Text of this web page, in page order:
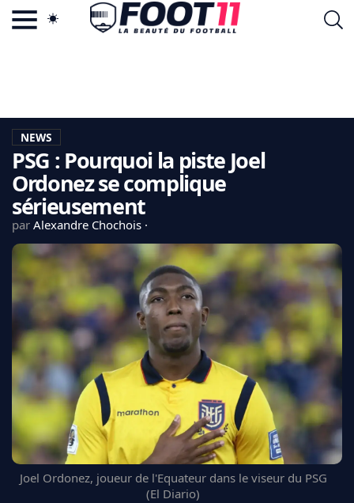
LA CHARTE
VIE PRIVÉE
CGU
CONTACTEZ-NOUS
MERCATO
CDM 2026
EDF
LIGUE 1
REAL MADRID
FC BARCELONE
MANCHESTER UNITED
CHELSEA
ARSENAL
BAYERN
L'AVIS DE LA RÉDAC'
NEWS
PSG : Pourquoi la piste Joel
Ordonez se complique
sérieusement
par Alexandre Chochois
Joel Ordonez, joueur de l'Equateur dans le viseur du PSG
(El Diario)